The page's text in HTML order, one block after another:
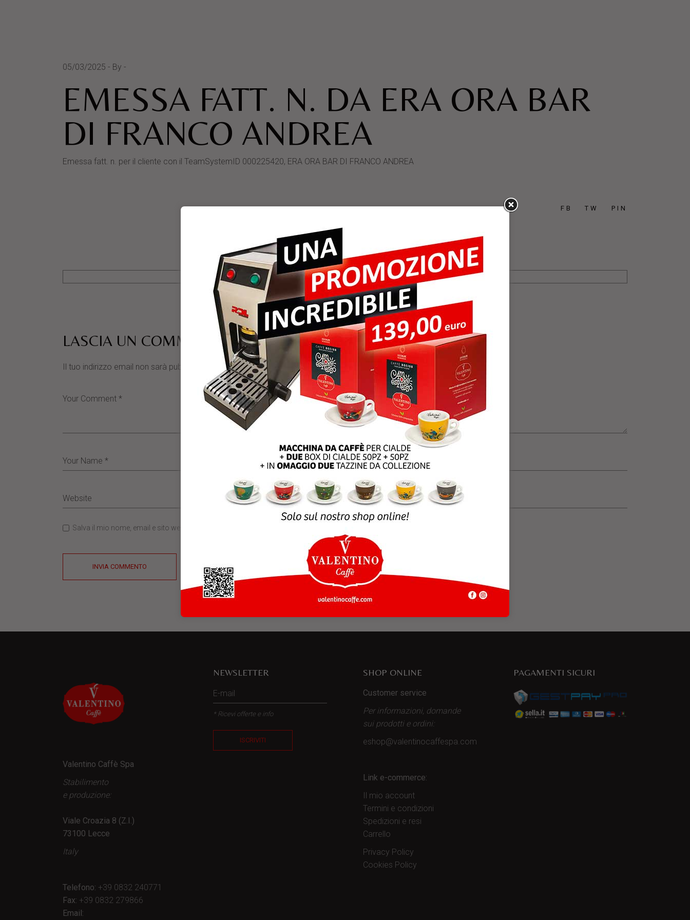
05/03/2025 By
EMESSA FATT. N. DA ERA ORA BAR
DI FRANCO ANDREA
Emessa fatt. n. per il cliente con il TeamSystemID 000225420, ERA ORA BAR DI FRANCO ANDREA
FB TW PIN
LASCIA UN COMMENTO
Il tuo indirizzo email non sarà pubblicato. I campi obbligatori sono contrassegnati
Salva il mio nome, email e sito web in questo browser per la prossima volta che commento.
INVIA COMMENTO
Valentino Caffè Spa
Stabilimento
e produzione:
Viale Croazia 8 (Z.I.)
73100 Lecce
Italy
Telefono: +39 0832 240771
Fax: +39 0832 279866
Email:
NEWSLETTER
* Ricevi offerte e info
ISCRIVITI
SHOP ONLINE
Customer service
Per informazioni, domande
sui prodotti e ordini:
eshop@valentinocaffespa.com
Link e-commerce:
Il mio account
Termini e condizioni
Spedizioni e resi
Carrello
Privacy Policy
Cookies Policy
PAGAMENTI SICURI